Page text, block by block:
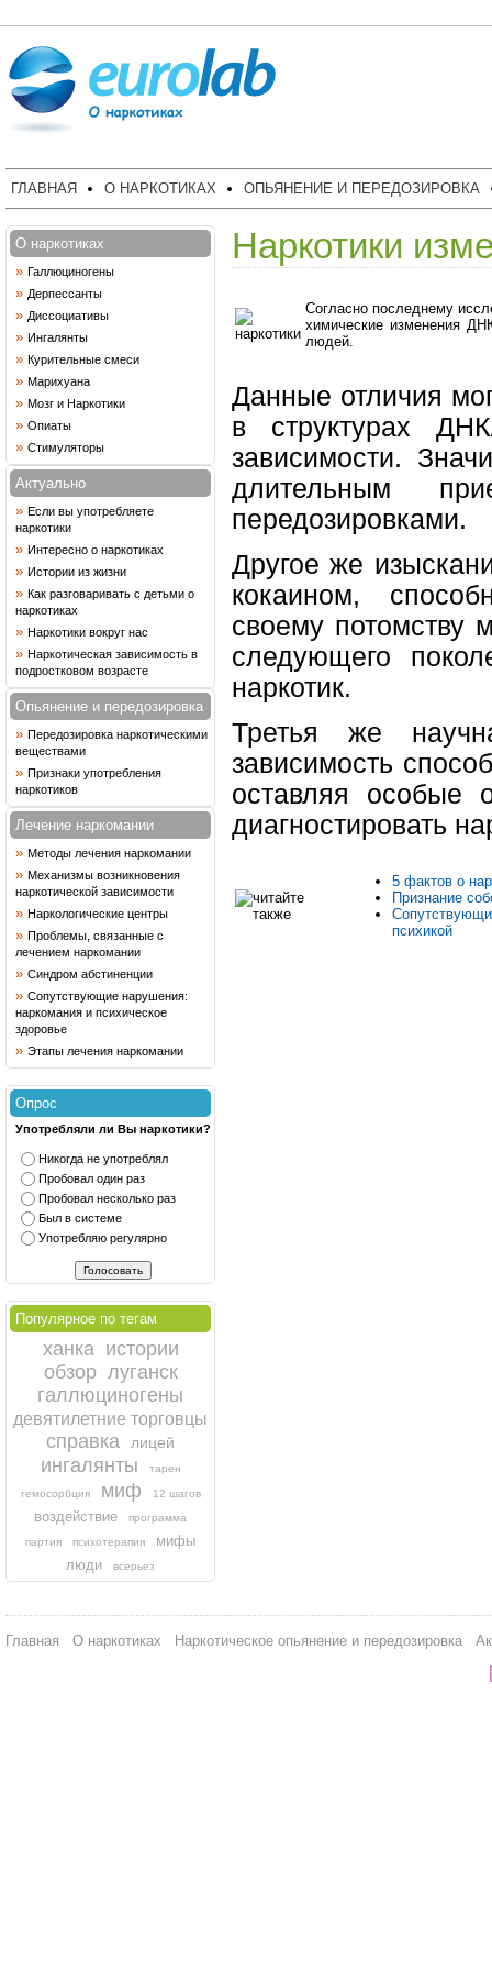
ГЛАВНАЯ О НАРКОТИКАХ ОПЬЯНЕНИЕ И ПЕРЕДОЗИРОВКА
О наркотиках
» Галлюциногены
» Дерпессанты
» Диссоциативы
» Ингалянты
» Курительные смеси
» Марихуана
» Мозг и Наркотики
» Опиаты
» Стимуляторы
Актуально
» Если вы употребляете
наркотики
» Интересно о наркотиках
» Истории из жизни
» Как разговаривать с детьми о
наркотиках
» Наркотики вокруг нас
» Наркотическая зависимость в
подростковом возрасте
Опьянение и передозировка
» Передозировка наркотическими
веществами
» Признаки употребления
наркотиков
Лечение наркомании
» Методы лечения наркомании
» Механизмы возникновения
наркотической зависимости
» Наркологические центры
» Проблемы, связанные с
лечением наркомании
» Синдром абстиненции
» Сопутствующие нарушения:
наркомания и психическое
здоровье
» Этапы лечения наркомании
Опрос
Употребляли ли Вы наркотики?
Никогда не употреблял
Пробовал один раз
Пробовал несколько раз
Был в системе
Употребляю регулярно
Популярное по тегам
ханка истории
обзор луганск
галлюциногены
девятилетние торговцы
справка лицей
ингалянты тарен
гемосорбция миф 12 шагов
воздействие
программа
партия
психотерапия
мифы
люди
всерьез
Наркотики
Согласно последнему
химические изменения
людей.
Данные отличия
в структурах
зависимости.
длительным
передозировками.
Другое же
кокаином,
своему потомству
следующего
наркотик.
Третья же
зависимость
оставляя особые
диагностировать
5 фактов о
Признание
психикой
Главная О наркотиках Наркотическое опьянение и передозировка